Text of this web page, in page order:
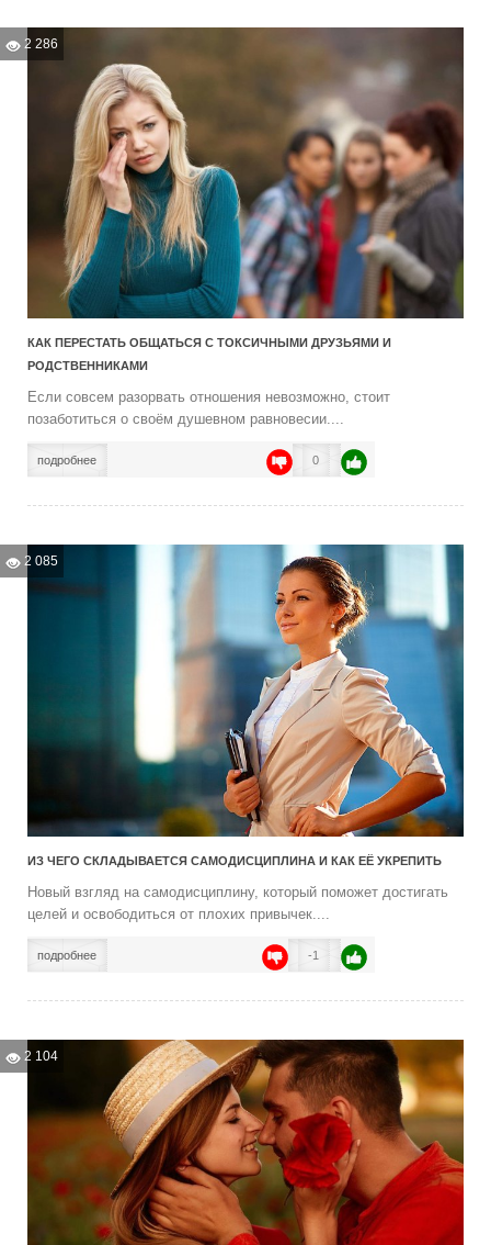
2 286
КАК ПЕРЕСТАТЬ ОБЩАТЬСЯ С ТОКСИЧНЫМИ ДРУЗЬЯМИ И
РОДСТВЕННИКАМИ
Если совсем разорвать отношения невозможно, стоит
позаботиться о своём душевном равновесии....
подробнее 0
2 085
ИЗ ЧЕГО СКЛАДЫВАЕТСЯ САМОДИСЦИПЛИНА И КАК ЕЁ УКРЕПИТЬ
Новый взгляд на самодисциплину, который поможет достигать
целей и освободиться от плохих привычек....
подробнее -1
2 104